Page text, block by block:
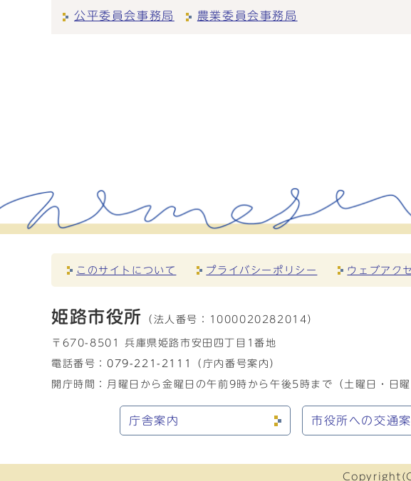
公平委員会事務局 農業委員会事務局
このサイトについて プライバシーポリシー ウェブアク
姫路市役所 （法人番号： 1000020282014）
〒670-8501 兵庫県姫路市安田四丁目1番地
電話番号： 079-221-2111
（庁内番号案内）
開庁時間：月曜日から金曜日の午前9時から午後5時まで（土曜日・日
庁舎案内 市役所への交通